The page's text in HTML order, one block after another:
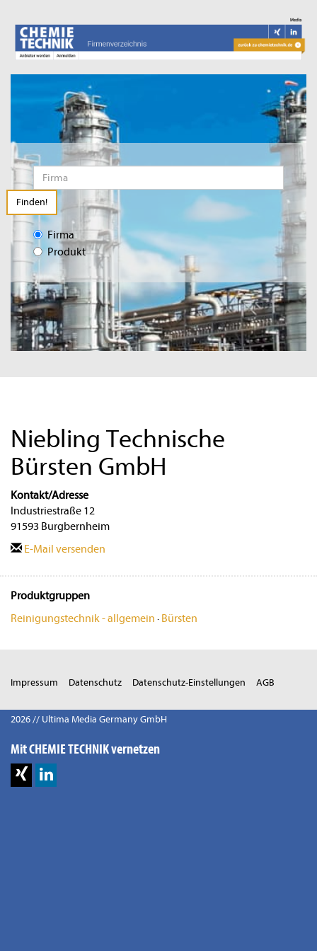
Finden!
Firma
Produkt
Niebling Technische
Bürsten GmbH
Kontakt/Adresse
Industriestraße 12
91593 Burgbernheim
E-Mail versenden
Produktgruppen
Reinigungstechnik - allgemein · Bürsten
Impressum Datenschutz Datenschutz-Einstellungen AGB
2026 // Ultima Media Germany GmbH
Mit CHEMIE TECHNIK vernetzen